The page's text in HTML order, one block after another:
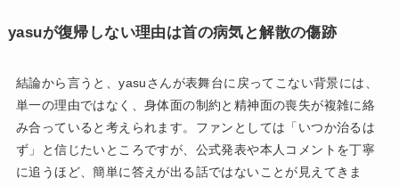
yasuが復帰しない理由は首の病気と解散の傷跡
結論から言うと、yasuさんが表舞台に戻ってこない背景には、
単一の理由ではなく、身体面の制約と精神面の喪失が複雑に絡
み合っていると考えられます。ファンとしては「いつか治るは
ず」と信じたいところですが、公式発表や本人コメントを丁寧
に追うほど、簡単に答えが出る話ではないことが見えてきま